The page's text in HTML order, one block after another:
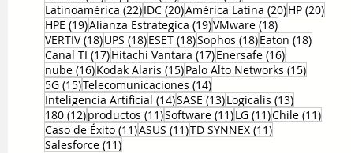
Latinoamérica (22)22 entradas
IDC (20)20 entradas
América Latina (20)20 entradas
HP (20)20
HPE (19)19 entradas
Alianza Estrategica (19)19 entradas
VMware (18)18 entradas
VERTIV (18)18 entradas
UPS (18)18 entradas
ESET (18)18 entradas
Sophos (18)18 entradas
Eaton (18)18
Canal TI (17)17 entradas
Hitachi Vantara (17)17 entradas
Enersafe (16)16 entradas
nube (16)16 entradas
Kodak Alaris (15)15 entradas
Palo Alto Networks (15)15
5G (15)15 entradas
Telecomunicaciones (14)14 entradas
Inteligencia Artificial (14)14 entradas
SASE (13)13 entradas
Logicalis (13)13
180 (12)12 entradas
productos (11)11 entradas
Software (11)11 entradas
LG (11)11 entradas
Chile (11)11
Caso de Éxito (11)11 entradas
ASUS (11)11 entradas
TD SYNNEX (11)11 entradas
Salesforce (11)11 entradas